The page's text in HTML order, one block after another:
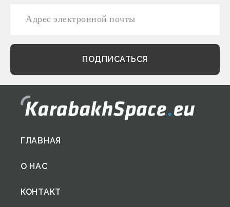
Footer
menu
ГЛАВНАЯ
О НАС
КОНТАКТ